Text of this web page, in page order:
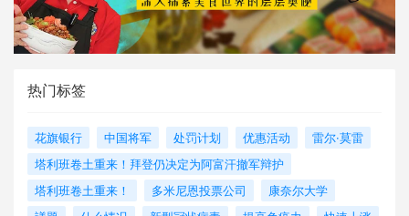
热门标签
花旗银行 中国将军 处罚计划 优惠活动
雷尔·莫雷
塔利班卷土重来！拜登仍决定为阿富汗撤军辩护
塔利班卷土重来！
多米尼恩投票公司
康奈尔大学